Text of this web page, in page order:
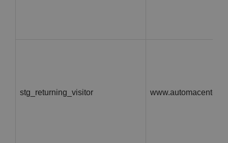
stg_returning_visitor www.automacenter.it